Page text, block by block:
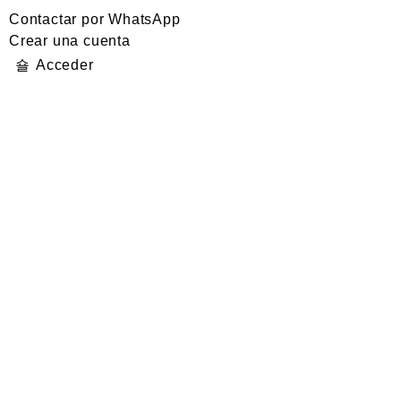
Contactar por WhatsApp
Crear una cuenta
Acceder